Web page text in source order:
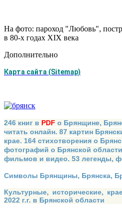
На фото: пароход "Любовь",
в 80-х годах XIX века
Дополнительно
Карта сайта (Sitemap)
246 книг в PDF о Брянщине,
читать онлайн. 87 картин
крае. 164 стихотворения о
фотографий о Брянской
фильмов и видео. 53 легенды,
Символы Брянщины, Брянска,
Культурные, исторические,
2022 г.г. в Брянской области